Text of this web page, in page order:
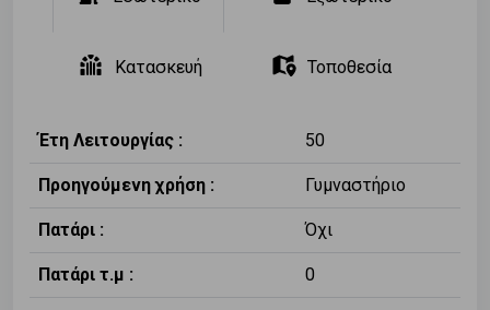
Κατασκευή Τοποθεσία
Έτη Λειτουργίας : 50
Προηγούμενη χρήση : Γυμναστήριο
Πατάρι : Όχι
Πατάρι τ.μ : 0